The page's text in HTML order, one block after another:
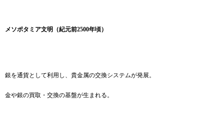
メソポタミア文明（紀元前2500年頃）
銀を通貨として利用し、貴金属の交換システムが発展。
金や銀の買取・交換の基盤が生まれる。